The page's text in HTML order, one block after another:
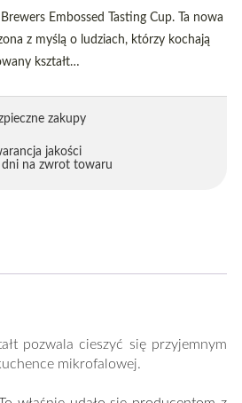
Embossed Tasting Cup. Ta nowa
z myślą o ludziach, którzy kochają
kształt…
zakupy
jakości
dni na zwrot towaru
pozwala cieszyć się przyjemnym
mikrofalowej.